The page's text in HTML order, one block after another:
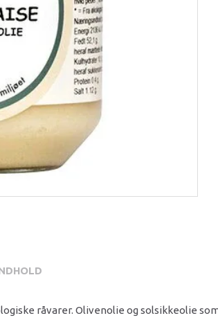
råvarer. Olivenolie og solsikkeolie